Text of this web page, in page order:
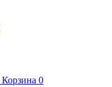
Корзина 0